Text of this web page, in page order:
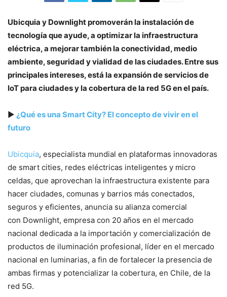
Ubicquia y Downlight promoverán la instalación de
tecnología que ayude, a optimizar la infraestructura
eléctrica, a mejorar también la conectividad, medio
ambiente, seguridad y vialidad de las ciudades. Entre sus
principales intereses, está la expansión de servicios de
IoT para ciudades y la cobertura de la red 5G en el país.
▶ ¿Qué es una Smart City? El concepto de vivir en el
futuro
Ubicquia, especialista mundial en plataformas innovadoras
de smart cities, redes eléctricas inteligentes y micro
celdas, que aprovechan la infraestructura existente para
hacer ciudades, comunas y barrios más conectados,
seguros y eficientes, anuncia su alianza comercial
con Downlight, empresa con 20 años en el mercado
nacional dedicada a la importación y comercialización de
productos de iluminación profesional, líder en el mercado
nacional en luminarias, a fin de fortalecer la presencia de
ambas firmas y potencializar la cobertura, en Chile, de la
red 5G.